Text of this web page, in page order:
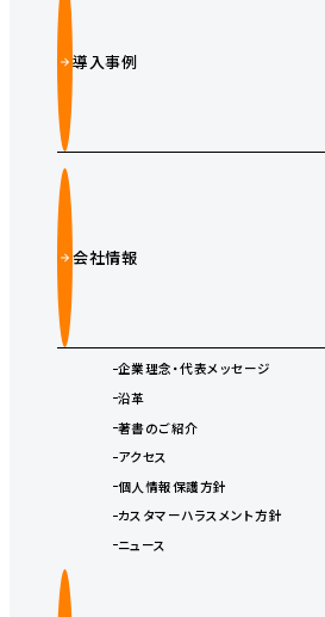
導入事例
会社情報
企業理念・代表メッセージ
沿革
著書のご紹介
アクセス
個人情報保護方針
カスタマーハラスメント方針
ニュース